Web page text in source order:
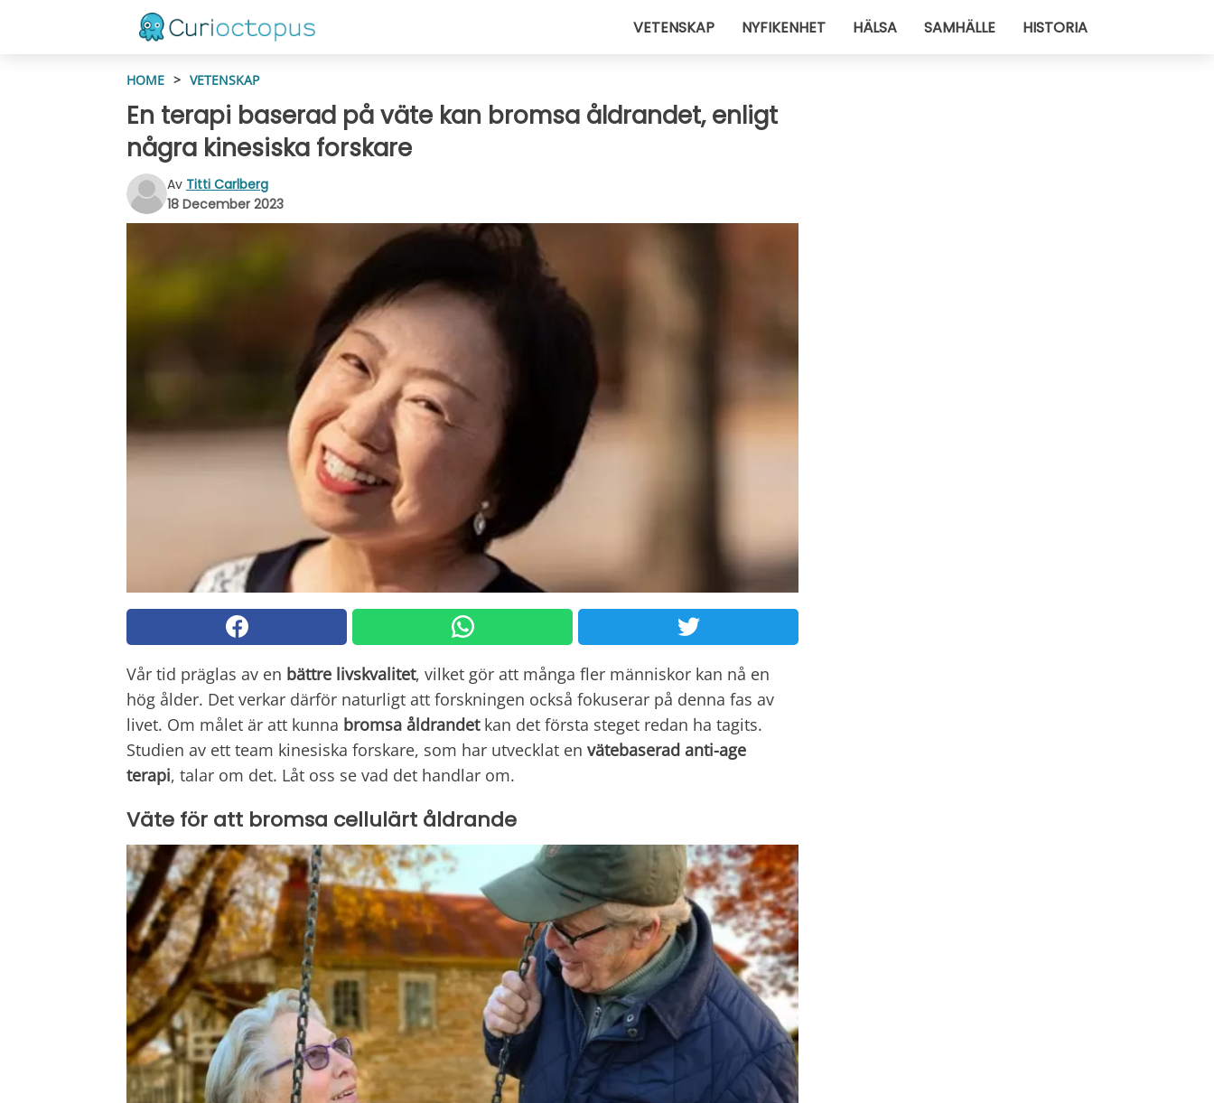
VETENSKAP NYFIKENHET HÄLSA SAMHÄLLE HISTORIA
HOME > VETENSKAP
En terapi baserad på väte kan bromsa åldrandet, enligt
några kinesiska forskare
Av Titti Carlberg
18 December 2023
Vår tid präglas av en bättre livskvalitet, vilket gör att många fler människor kan nå en
hög ålder. Det verkar därför naturligt att forskningen också fokuserar på denna fas av
livet. Om målet är att kunna bromsa åldrandetkan det första steget redan ha tagits.
Studien av ett team kinesiska forskare, som har utvecklat en vätebaserad anti-age
terapi, talar om det. Låt oss se vad det handlar om.
Väte för att bromsa cellulärt åldrande